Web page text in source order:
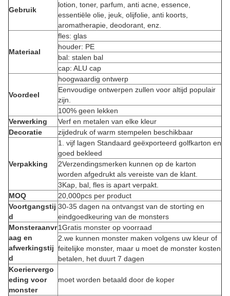
Gebruik
lotion, toner, parfum, anti acne, essence,
essentiële olie, jeuk, olijfolie, anti koorts,
aromatherapie, deodorant, enz.
Materiaal
fles: glas
houder: PE
bal: stalen bal
cap: ALU cap
Voordeel
hoogwaardig ontwerp
Eenvoudige ontwerpen zullen voor altijd populair
zijn.
100% geen lekken
Verwerking
Verf en metalen van elke kleur
Decoratie
zijdedruk of warm stempelen beschikbaar
Verpakking
1. vijf lagen Standaard geëxporteerd golfkarton en
goed bekleed
2Verzendingsmerken kunnen op de karton
worden afgedrukt als vereiste van de klant.
3Kap, bal, fles is apart verpakt.
MOQ
20,000pcs per product
Voortgangstij
d
30-35 dagen na ontvangst van de storting en
eindgoedkeuring van de monsters
Monsteraanvr
aag en
afwerkingstij
d
1Gratis monster op voorraad
2.we kunnen monster maken volgens uw kleur of
feitelijke monster, maar u moet de monster kosten
betalen, het duurt 7 dagen
Koeriervergo
eding voor
monster
moet worden betaald door de koper